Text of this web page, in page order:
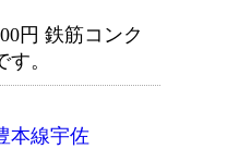
円 鉄筋コンク
。
本線宇佐